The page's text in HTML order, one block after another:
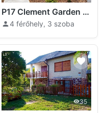
P17 Clement Garden Badacsonytomaj
4 férőhely, 3 szoba
35